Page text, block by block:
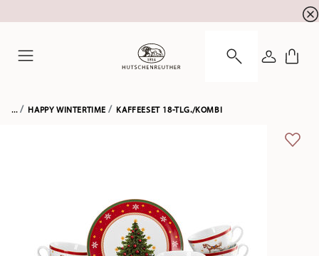
Summer SALE! Sichern Sie sich 5% EXTRA-
... HAPPY WINTERTIME KAFFEESET 18-TLG./KOMBI
ADD